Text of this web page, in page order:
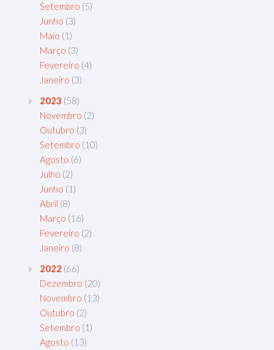
Setembro (5)
Junho (3)
Maio (1)
Março (3)
Fevereiro (4)
Janeiro (3)
2023 (58)
Novembro (2)
Outubro (3)
Setembro (10)
Agosto (6)
Julho (2)
Junho (1)
Abril (8)
Março (16)
Fevereiro (2)
Janeiro (8)
2022 (66)
Dezembro (20)
Novembro (13)
Outubro (2)
Setembro (1)
Agosto (13)